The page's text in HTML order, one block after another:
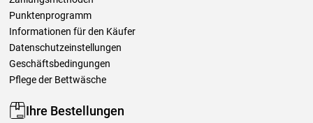
Punktenprogramm
Informationen für den Käufer
Datenschutzeinstellungen
Geschäftsbedingungen
Pflege der Bettwäsche
Ihre Bestellungen